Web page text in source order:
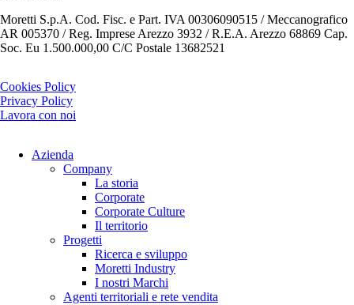
Moretti S.p.A. Cod. Fisc. e Part. IVA 00306090515 / Meccanografico
AR 005370 / Reg. Imprese Arezzo 3932 / R.E.A. Arezzo 68869 Cap.
Soc. Eu 1.500.000,00 C/C Postale 13682521
Cookies Policy
Privacy Policy
Lavora con noi
Azienda
Company
La storia
Corporate
Corporate Culture
Il territorio
Progetti
Ricerca e sviluppo
Moretti Industry
I nostri Marchi
Agenti territoriali e rete vendita